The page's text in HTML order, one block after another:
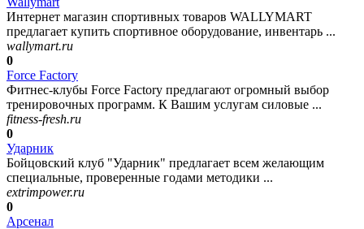
Интернет магазин спортивных товаров WALLYMART
предлагает купить спортивное оборудование, инвентарь ...
wallymart.ru
0
Force Factory
Фитнес-клубы Force Factory предлагают огромный выбор
тренировочных программ. К Вашим услугам силовые ...
fitness-fresh.ru
0
Ударник
Бойцовский клуб "Ударник" предлагает всем желающим
специальные, проверенные годами методики ...
extrimpower.ru
0
Арсенал